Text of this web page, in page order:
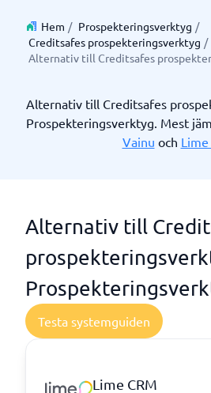
Hem / Prospekteringsverktyg /
Creditsafes prospekteringsverktyg /
Alternativ till Creditsafes
Alternativ till Creditsafes
Prospekteringsverktyg. Mest
Vainu och Lime
Alternativ till
Testa systemguiden
Lime CRM